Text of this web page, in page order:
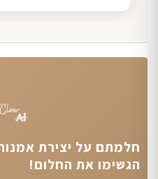
חלמתם על יצירת
הגשימו את החלום!